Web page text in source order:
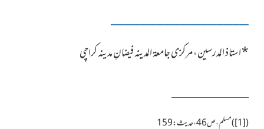
ــــــــــــــــــــــــــــــــــــــــــــــــــــــــــــــــــــــــــــــ
*استاذ المدرسین، مرکزی جامعۃ المدینہ فیضانِ مدینہ کراچی
(
[1])مسلم،ص46،حدیث:159